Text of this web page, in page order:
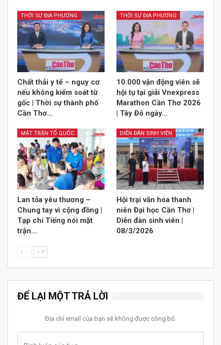
THỜI SỰ ĐỊA PHƯƠNG
Chất thải y tế – nguy cơ
nếu không kiểm soát từ
gốc | Thời sự thành phố
Cần Thơ…
THỜI SỰ ĐỊA PHƯƠNG
10.000 vận động viên sẽ
hội tụ tại giải Vnexpress
Marathon Cần Thơ 2026
| Tây Đô ngày…
MẶT TRẬN TỔ QUỐC
Lan tỏa yêu thương –
Chung tay vì cộng đồng |
Tạp chí Tiếng nói mặt
trận…
DIỄN ĐÀN SINH VIÊN
Hội trại văn hóa thanh
niên Đại học Cần Thơ |
Diễn đàn sinh viên |
08/3/2026
-- --
ĐỂ LẠI MỘT TRẢ LỜI
Địa chỉ email của bạn sẽ không được công bố.